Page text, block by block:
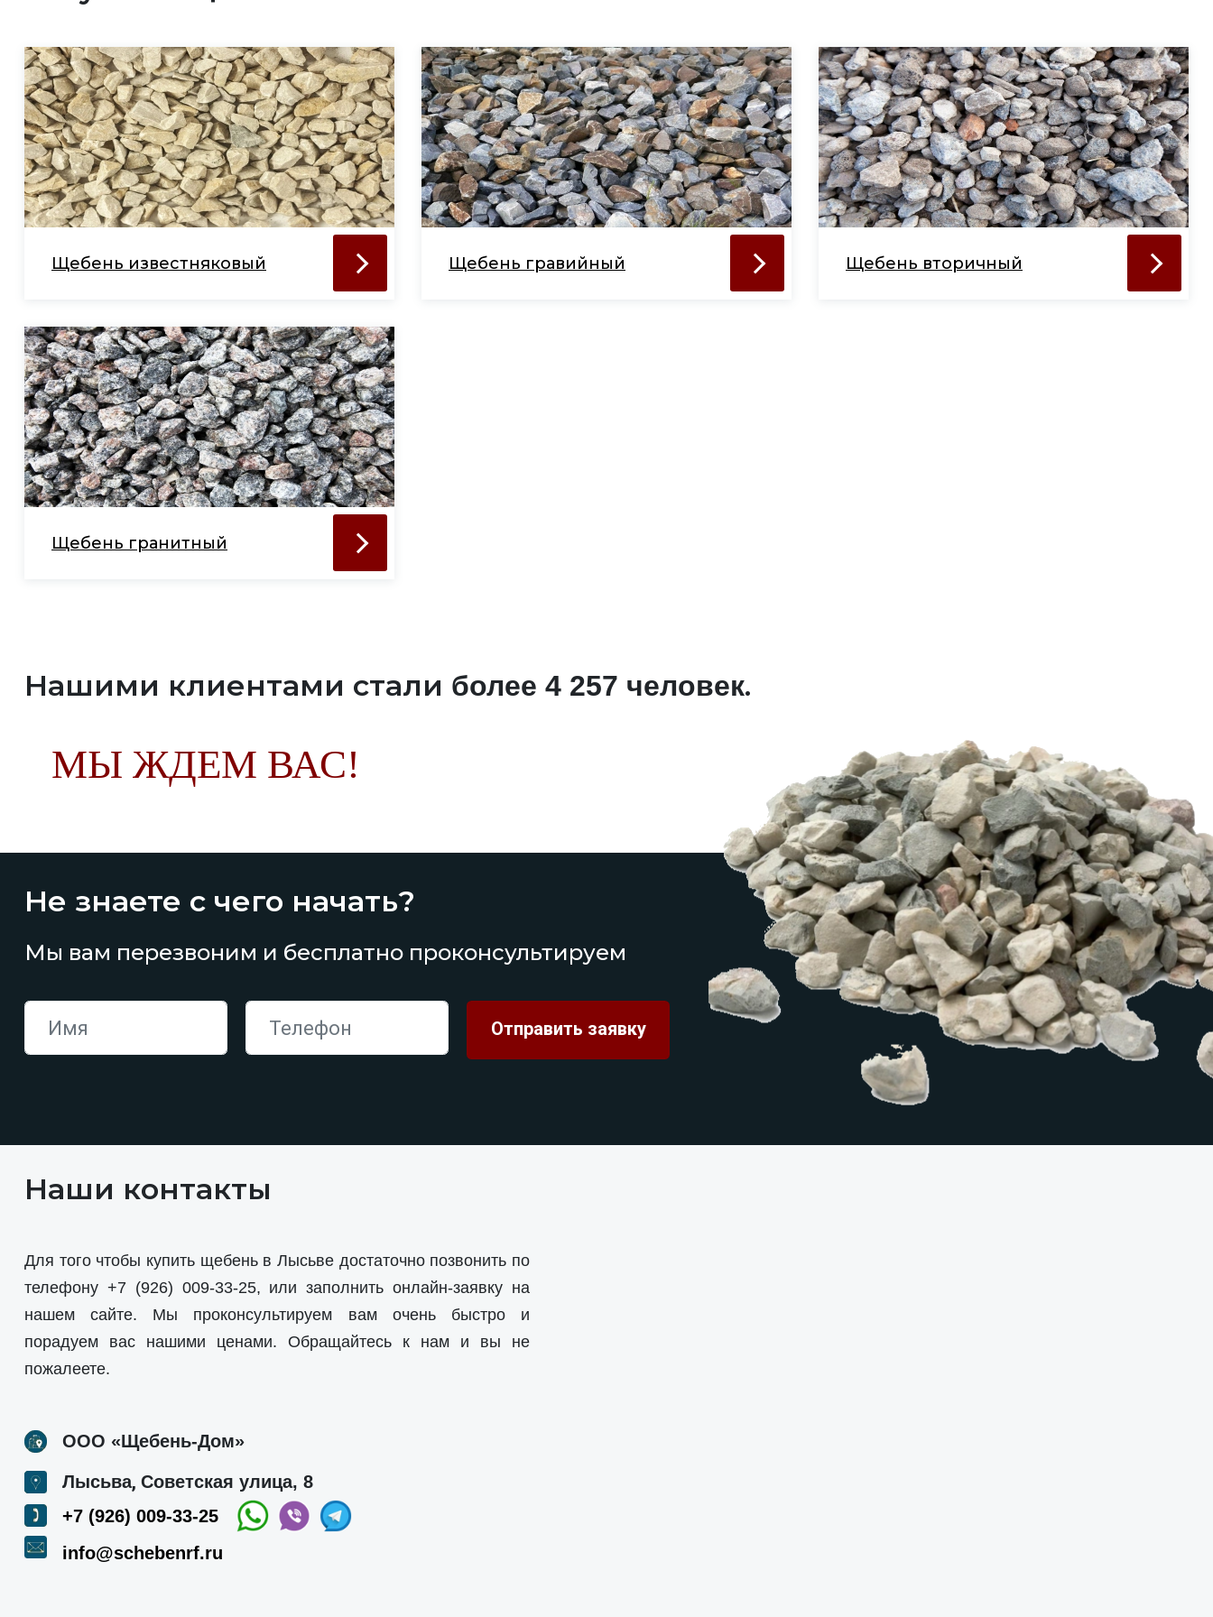
Щебень известняковый Щебень гравийный Щебень вторичный
Щебень гранитный
Нашими клиентами стали более 4 257 человек.
МЫ ЖДЕМ ВАС!
Не знаете с чего начать?
Мы вам перезвоним и бесплатно проконсультируем
Наши контакты
Для того чтобы купить щебень в Лысьве достаточно позвонить по
телефону +7 (926) 009-33-25, или заполнить онлайн-заявку на
нашем сайте. Мы проконсультируем вам очень быстро и
порадуем вас нашими ценами. Обращайтесь к нам и вы не
пожалеете.
ООО «Щебень-Дом»
Лысьва, Советская улица, 8
+7 (926) 009-33-25
info@schebenrf.ru